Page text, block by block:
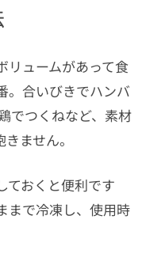
リュームがあって食
。合いびきでハンバ
でつくねなど、素材
ません。
ておくと便利です
まで冷凍し、使用時